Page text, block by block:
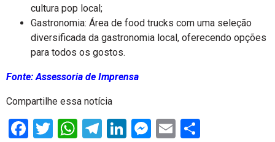
cultura pop local;
Gastronomia: Área de food trucks com uma seleção
diversificada da gastronomia local, oferecendo opções
para todos os gostos.
Fonte: Assessoria de Imprensa
Compartilhe essa notícia
Facebook
Twitter
WhatsApp
Telegram
LinkedIn
Messenger
Email